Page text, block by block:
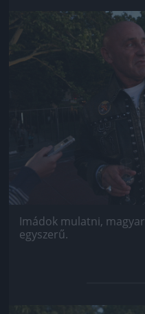
Jön
Imádok mulatni,
egyszerű.